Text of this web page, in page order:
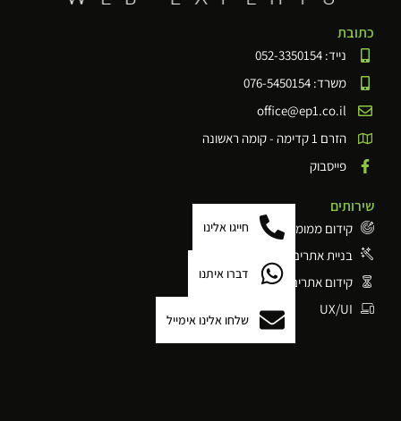
כתובת
נייד: 052-3350154
משרד: 076-5450154
office@ep1.co.il
הזרם 1 קדימה - קומה ראשונה
פייסבוק
שירותים
קידום ממומן ( PPC)
בניית אתרים ודפי נחיתה
קידום אתרים אורגני
UX/UI
חייגו אלינו
דברו איתנו
שלחו אלינו אימייל